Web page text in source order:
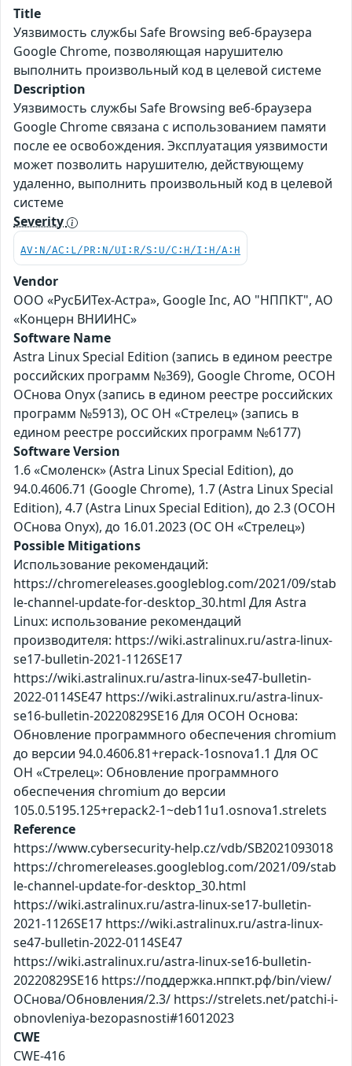
Title
Уязвимость службы Safe Browsing веб-браузера
Google Chrome, позволяющая нарушителю
выполнить произвольный код в целевой системе
Description
Уязвимость службы Safe Browsing веб-браузера
Google Chrome связана с использованием памяти
после ее освобождения. Эксплуатация уязвимости
может позволить нарушителю, действующему
удаленно, выполнить произвольный код в целевой
системе
Severity
AV:N/AC:L/PR:N/UI:R/S:U/C:H/I:H/A:H
Vendor
ООО «РусБИТех-Астра», Google Inc, АО "НППКТ", АО
«Концерн ВНИИНС»
Software Name
Astra Linux Special Edition (запись в едином реестре
российских программ №369), Google Chrome, ОСОН
ОСнова Оnyx (запись в едином реестре российских
программ №5913), ОС ОН «Стрелец» (запись в
едином реестре российских программ №6177)
Software Version
1.6 «Смоленск» (Astra Linux Special Edition), до
94.0.4606.71 (Google Chrome), 1.7 (Astra Linux Special
Edition), 4.7 (Astra Linux Special Edition), до 2.3 (ОСОН
ОСнова Оnyx), до 16.01.2023 (ОС ОН «Стрелец»)
Possible Mitigations
Использование рекомендаций:
https://chromereleases.googleblog.com/2021/09/stab
le-channel-update-for-desktop_30.html Для Astra
Linux: использование рекомендаций
производителя: https://wiki.astralinux.ru/astra-linux-
se17-bulletin-2021-1126SE17
https://wiki.astralinux.ru/astra-linux-se47-bulletin-
2022-0114SE47 https://wiki.astralinux.ru/astra-linux-
se16-bulletin-20220829SE16 Для ОСОН Основа:
Обновление программного обеспечения chromium
до версии 94.0.4606.81+repack-1osnova1.1 Для ОС
ОН «Стрелец»: Обновление программного
обеспечения chromium до версии
105.0.5195.125+repack2-1~deb11u1.osnova1.strelets
Reference
https://www.cybersecurity-help.cz/vdb/SB2021093018
https://chromereleases.googleblog.com/2021/09/stab
le-channel-update-for-desktop_30.html
https://wiki.astralinux.ru/astra-linux-se17-bulletin-
2021-1126SE17 https://wiki.astralinux.ru/astra-linux-
se47-bulletin-2022-0114SE47
https://wiki.astralinux.ru/astra-linux-se16-bulletin-
20220829SE16 https://поддержка.нппкт.рф/bin/view/
ОСнова/Обновления/2.3/ https://strelets.net/patchi-i-
obnovleniya-bezopasnosti#16012023
CWE
CWE-416